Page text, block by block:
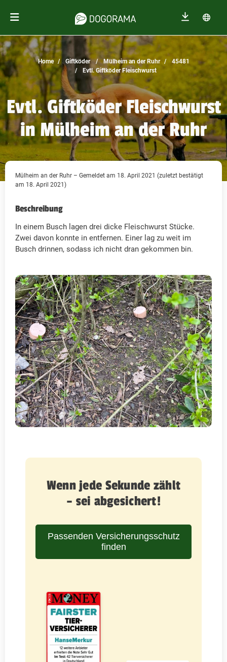
Home Giftköder Mülheim an der Ruhr
45481
Evtl. Giftköder Fleischwurst
Evtl. Giftköder Fleischwurst
in Mülheim an der Ruhr
Mülheim an der Ruhr – Gemeldet am 18. April 2021 (zuletzt bestätigt
am 18. April 2021)
Beschreibung
In einem Busch lagen drei dicke Fleischwurst Stücke.
Zwei davon konnte in entfernen. Einer lag zu weit im
Busch drinnen, sodass ich nicht dran gekommen bin.
Wenn jede Sekunde zählt
– sei abgesichert!
Passenden Versicherungsschutz
finden